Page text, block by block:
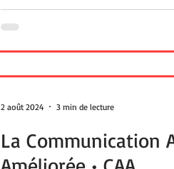
La Communication
2 août 2024 3 min de lecture